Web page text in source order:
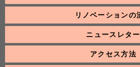
リノベーションの
ニュースレター
アクセス方法